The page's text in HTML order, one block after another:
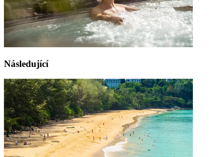
Následující